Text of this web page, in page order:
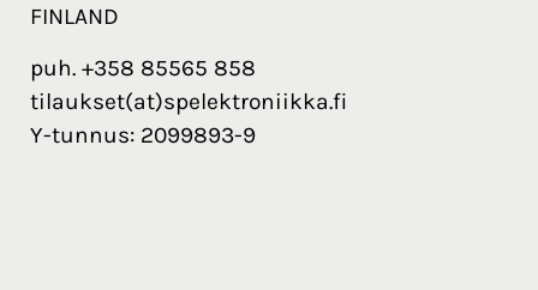
FINLAND
puh. +358 85565 858
tilaukset(at)spelektroniikka.fi
Y-tunnus: 2099893-9